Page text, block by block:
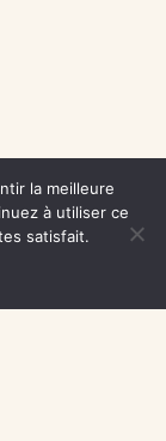
la meilleure
à utiliser ce
satisfait.